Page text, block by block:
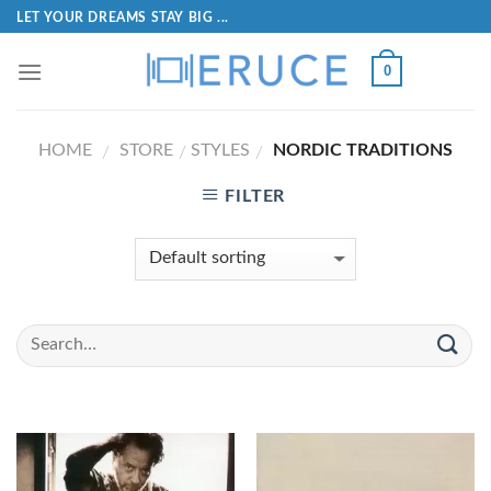
LET YOUR DREAMS STAY BIG ...
0
HOME / STORE / STYLES / NORDIC TRADITIONS
FILTER